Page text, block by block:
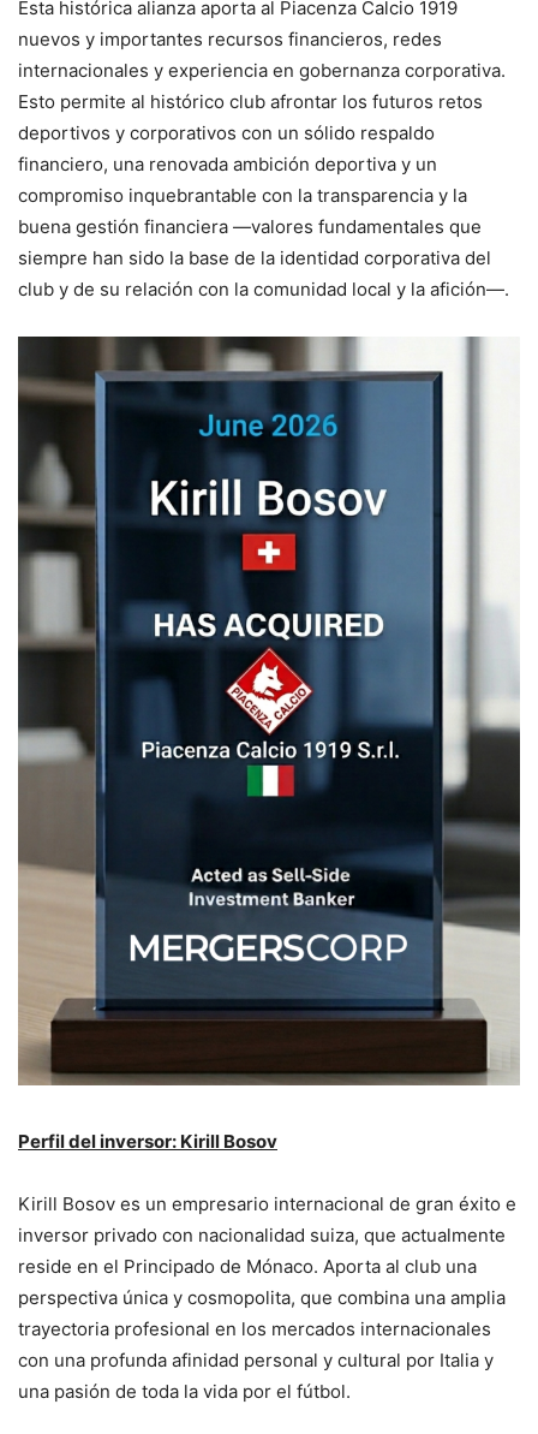
Esta histórica alianza aporta al Piacenza Calcio 1919
nuevos y importantes recursos financieros, redes
internacionales y experiencia en gobernanza corporativa.
Esto permite al histórico club afrontar los futuros retos
deportivos y corporativos con un sólido respaldo
financiero, una renovada ambición deportiva y un
compromiso inquebrantable con la transparencia y la
buena gestión financiera —valores fundamentales que
siempre han sido la base de la identidad corporativa del
club y de su relación con la comunidad local y la afición—.
Perfil del inversor: Kirill Bosov
Kirill Bosov es un empresario internacional de gran éxito e
inversor privado con nacionalidad suiza, que actualmente
reside en el Principado de Mónaco. Aporta al club una
perspectiva única y cosmopolita, que combina una amplia
trayectoria profesional en los mercados internacionales
con una profunda afinidad personal y cultural por Italia y
una pasión de toda la vida por el fútbol.